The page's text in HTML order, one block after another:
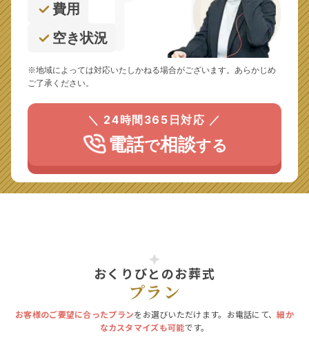
費用
空き状況
※地域によっては対応いたしかねる場合がございます。あらかじめ
ご了承ください。
＼ 24時間365日対応 ／
電話で相談する
おくりびとのお葬式
プラン
お客様のご要望に合ったプランをお選びいただけます。お電話にて、細か
なカスタマイズも可能です。